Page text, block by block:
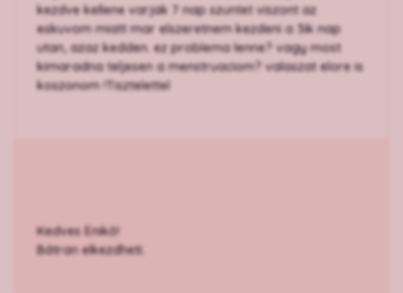
kezdve kellene varjak 7 nap szuntet viszont az
eskuvom miatt mar elszeretnem kezdeni a 3ik nap
utan, azaz kedden. ez problema lenne? vagy most
kimaradna teljesen a menstruaciom? valaszat elore is
koszonom !Tisztelettel
Kedves Enikő!
Bátran elkezdheti.